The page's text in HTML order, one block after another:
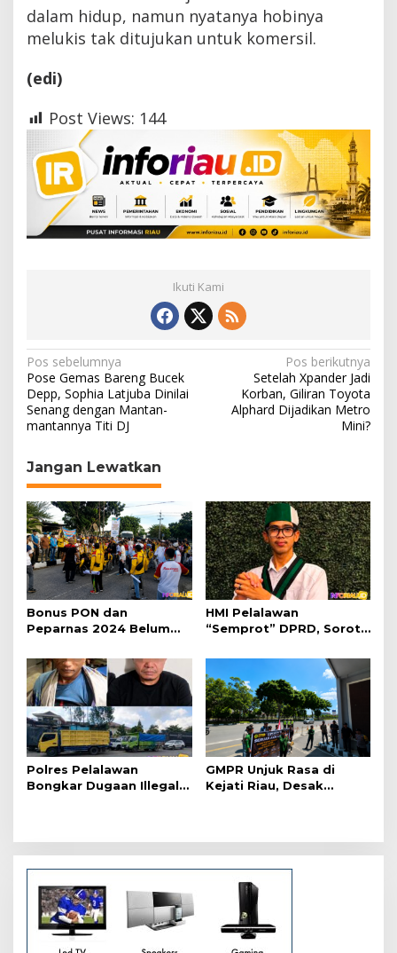
dalam hidup, namun nyatanya hobinya
melukis tak ditujukan untuk komersil.
(edi)
Post Views: 144
Ikuti Kami
N
a
v
g
a
s
i
p
o
s
Pos sebelumnya
Pose Gemas Bareng Bucek
Depp, Sophia Latjuba Dinilai
Senang dengan Mantan-
mantannya Titi DJ
Pos berikutnya
Setelah Xpander Jadi
Korban, Giliran Toyota
Alphard Dijadikan Metro
Mini?
Jangan Lewatkan
Bonus PON dan
Peparnas 2024 Belum
Aksi Damai
HMI Pelalawan
“Semprot” DPRD, Soroti
Sakit yang Mandul
Polres Pelalawan
Bongkar Dugaan Illegal
GMPR Unjuk Rasa di
Kejati Riau, Desak